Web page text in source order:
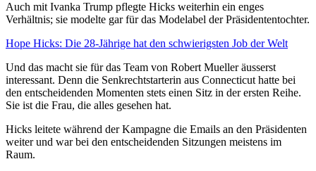
Auch mit Ivanka Trump pflegte Hicks weiterhin ein enges
Verhältnis; sie modelte gar für das Modelabel der Präsidententochter.
Hope Hicks: Die 28-Jährige hat den schwierigsten Job der Welt
Und das macht sie für das Team von Robert Mueller äusserst
interessant. Denn die Senkrechtstarterin aus Connecticut hatte bei
den entscheidenden Momenten stets einen Sitz in der ersten Reihe.
Sie ist die Frau, die alles gesehen hat.
Hicks leitete während der Kampagne die Emails an den Präsidenten
weiter und war bei den entscheidenden Sitzungen meistens im
Raum.